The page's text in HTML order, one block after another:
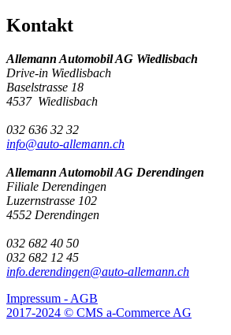
Kontakt
Allemann Automobil AG Wiedlisbach
Drive-in Wiedlisbach
Baselstrasse 18
4537 Wiedlisbach
032 636 32 32
info@auto-allemann.ch
Allemann Automobil AG Derendingen
Filiale Derendingen
Luzernstrasse 102
4552 Derendingen
032 682 40 50
032 682 12 45
info.derendingen@auto-allemann.ch
Impressum - AGB
2017-2024 © CMS a-Commerce AG